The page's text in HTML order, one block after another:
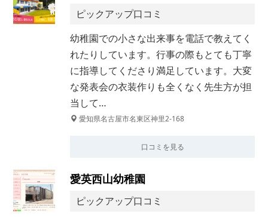
ピックアップ口コミ
幼稚園での小さな出来事を電話で教えてく
れたりしています。行事の際もとても丁寧
に指導してくださり満足しています。大変
な発表会の衣装作りも全くなく先生方が担
当して…
愛知県名古屋市名東区神里2-168
口コミを見る
愛英西山幼稚園
ピックアップ口コミ